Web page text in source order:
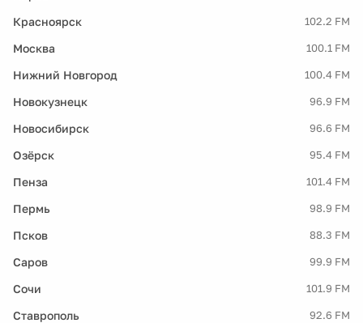
Красноярск 102.2 FM
Москва 100.1 FM
Нижний Новгород 100.4 FM
Новокузнецк 96.9 FM
Новосибирск 96.6 FM
Озёрск 95.4 FM
Пенза 101.4 FM
Пермь 98.9 FM
Псков 88.3 FM
Саров 99.9 FM
Сочи 101.9 FM
Ставрополь 92.6 FM